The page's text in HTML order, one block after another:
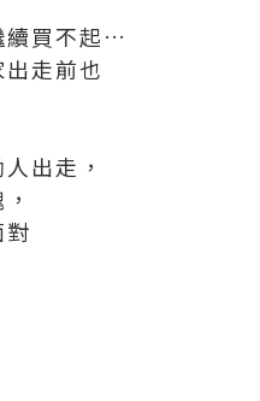
續買不起…
走前也
出走，